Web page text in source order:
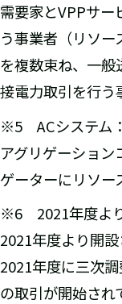
需要家とVPPサー
う事業者（リソ
を複数束ね、一
接電力取引を行う
※5 ACシステム：
アグリゲーション
ゲーターにリソー
※6 2021年度より
2021年度より開設
2021年度に三次
の取引が開始され